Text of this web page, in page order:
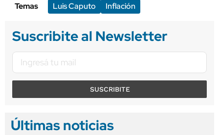
Temas
Luis Caputo Inflación
Suscribite al Newsletter
SUSCRIBITE
Últimas noticias